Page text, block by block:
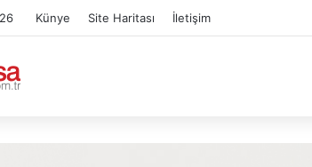
Künye Site Haritası İletişim